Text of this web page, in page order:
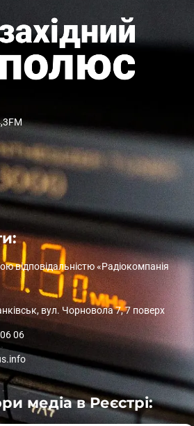
відповідальністю «Радіокомпанія
вул. Чорновола 7, 7 поверх
06
медіа в Реєстрі: